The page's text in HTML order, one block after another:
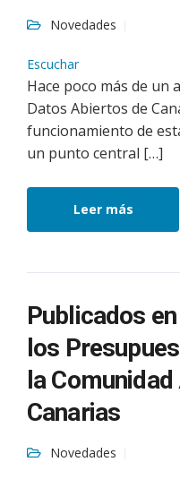
Novedades
Escuchar
Hace poco más de un
Datos Abiertos de
funcionamiento de
un punto central […]
Leer más
Publicados
los
la
Canarias
Novedades